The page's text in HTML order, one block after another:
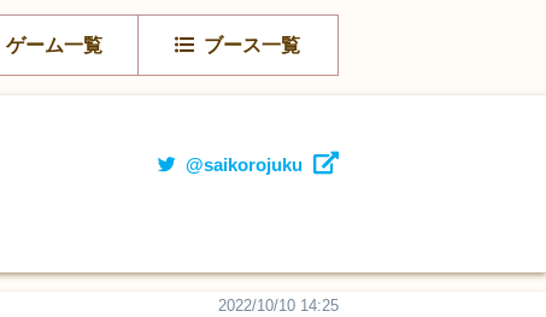
ゲーム一覧 ブース一覧
@saikorojuku
2022/10/10 14:25